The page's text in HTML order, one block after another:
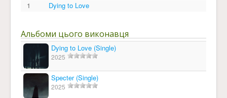
1 Dying to Love
Альбоми цього виконавця
Dying to Love (Single)
2025
Specter (Single)
2025